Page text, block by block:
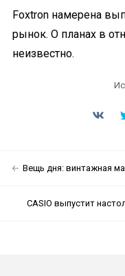
Foxtron намерена
рынок. О планах в
неизвестно.
Вещь дня: винтажная
CASIO выпустит